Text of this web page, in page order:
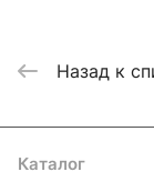
Назад к
Каталог